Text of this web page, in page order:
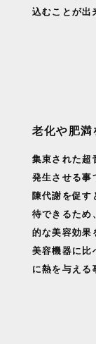
込むことが出
老化や肥
集束された超
発生させる事
陳代謝を促す
待できるため
的な美容効果
美容機器に比
に熱を与える